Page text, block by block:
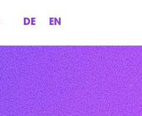
DE EN